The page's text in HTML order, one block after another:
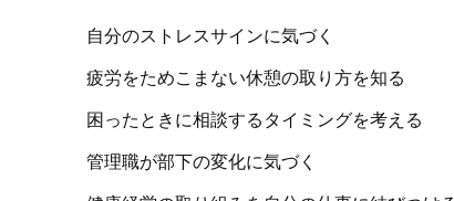
自分のストレスサインに気づく
疲労をためこまない休憩の取り方を知る
困ったときに相談するタイミングを考える
管理職が部下の変化に気づく